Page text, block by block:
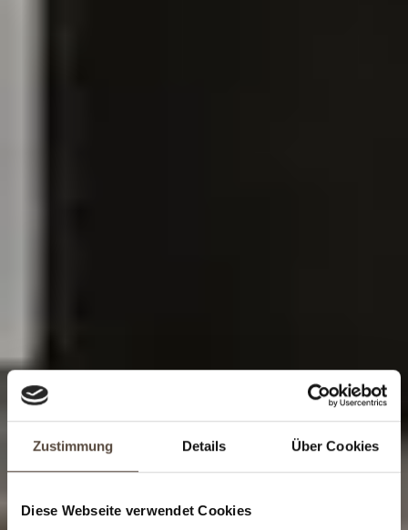
Zustimmung Details Über Cookies
Diese Webseite verwendet Cookies